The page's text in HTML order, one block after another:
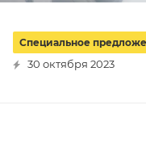
Специальное
30 октября 2023